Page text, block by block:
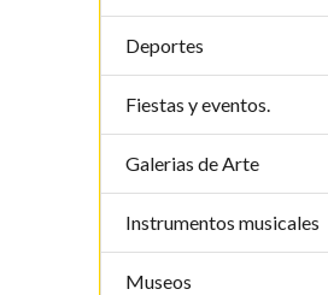
Deportes
Fiestas y eventos.
Galerias de Arte
Instrumentos musicales
Museos